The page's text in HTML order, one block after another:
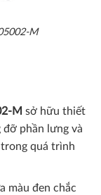
M
M sở hữu thiết
đỡ phần lưng và
quá trình
màu đen chắc